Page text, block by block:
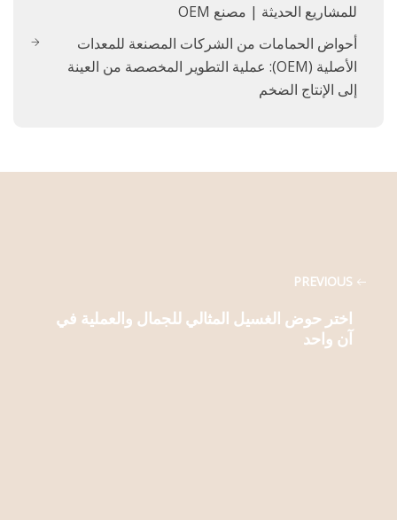
للمشاريع الحديثة | مصنع OEM
أحواض الحمامات من الشركات المصنعة للمعدات
الأصلية (OEM): عملية التطوير المخصصة من العينة
إلى الإنتاج الضخم
PREVIOUS
اختر حوض الغسيل المثالي للجمال والعملية في
آن واحد